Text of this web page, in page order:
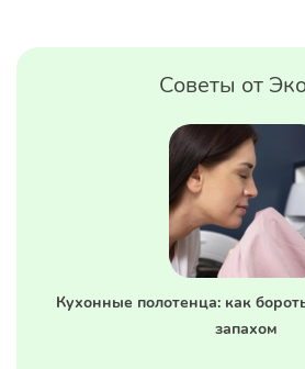
Советы от
Кухонные полотенца: как
запахом